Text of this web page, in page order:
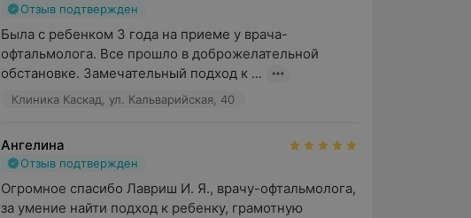
Отзыв подтвержден
Была с ребенком 3 года на приеме у врача-
офтальмолога. Все прошло в доброжелательной
обстановке. Замечательный подход к ...
Клиника Каскад, ул. Кальварийская, 40
Ангелина
Отзыв подтвержден
Огромное спасибо Лавриш И. Я., врачу-офтальмолога,
за умение найти подход к ребенку, грамотную